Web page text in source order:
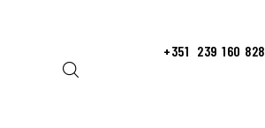
+351 239 160 828
ART OF SPEED